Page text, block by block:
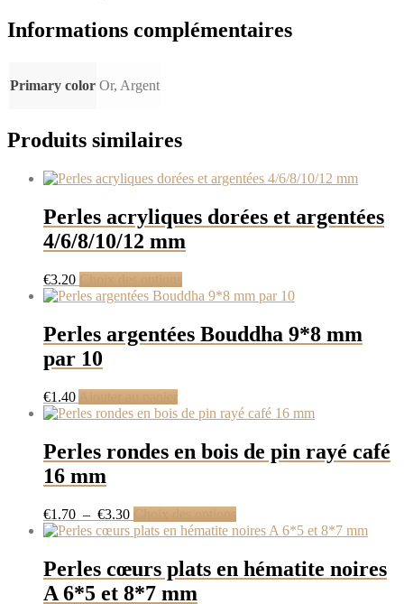
Informations complémentaires
Primary color Or, Argent
Produits similaires
Perles acryliques dorées et argentées
4/6/8/10/12 mm
€3.20
produit
plusieurs
variations.
être
choisies
la
produit
Perles argentées Bouddha 9*8 mm
par 10
€1.40
Perles rondes en bois de pin rayé café
16 mm
€1.70 – €3.30Plage
de
à
€3.30
produit
plusieurs
variations.
Perles cœurs plats en hématite noires
A 6*5 et 8*7 mm